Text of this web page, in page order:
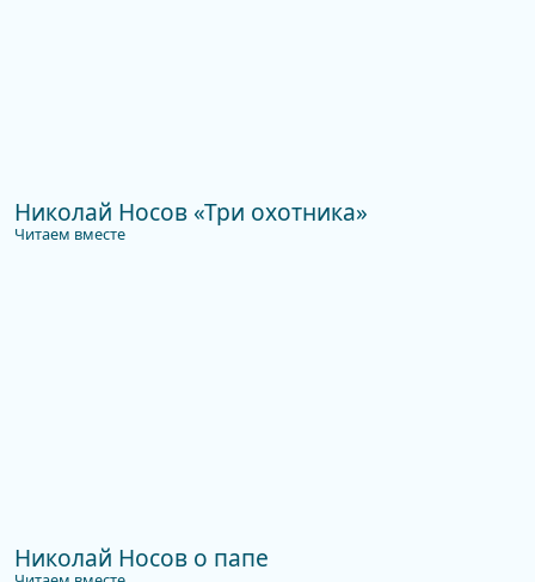
Николай Носов «Три охотника»
Читаем вместе
Николай Носов о папе